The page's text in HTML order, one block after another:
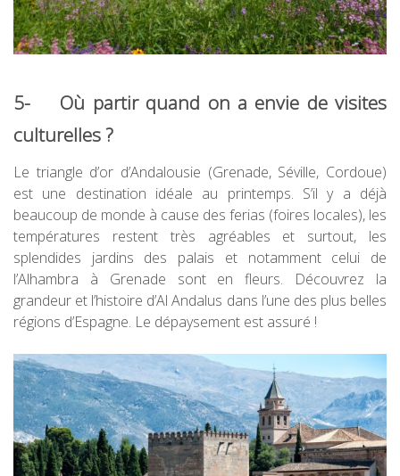
5- Où partir quand on a envie de visites
culturelles ?
Le triangle d’or d’Andalousie (Grenade, Séville, Cordoue)
est une destination idéale au printemps. S’il y a déjà
beaucoup de monde à cause des ferias (foires locales), les
températures restent très agréables et surtout, les
splendides jardins des palais et notamment celui de
l’Alhambra à Grenade sont en fleurs. Découvrez la
grandeur et l’histoire d’Al Andalus dans l’une des plus belles
régions d’Espagne. Le dépaysement est assuré !